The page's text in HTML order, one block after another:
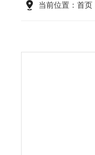
当前位置： 首页